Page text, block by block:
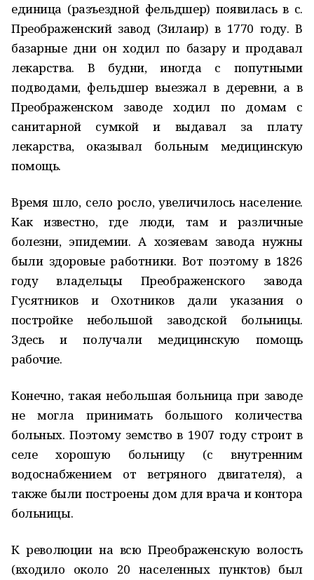
единица (разъездной фельдшер) появилась в с.
Преображенский завод (Зилаир) в 1770 году. В
базарные дни он ходил по базару и продавал
лекарства. В будни, иногда с попутными
подводами, фельдшер выезжал в деревни, а в
Преображенском заводе ходил по домам с
санитарной сумкой и выдавал за плату
лекарства, оказывал больным медицинскую
помощь.
Время шло, село росло, увеличилось население.
Как известно, где люди, там и различные
болезни, эпидемии. А хозяевам завода нужны
были здоровые работники. Вот поэтому в 1826
году владельцы Преображенского завода
Гусятников и Охотников дали указания о
постройке небольшой заводской больницы.
Здесь и получали медицинскую помощь
рабочие.
Конечно, такая небольшая больница при заводе
не могла принимать большого количества
больных. Поэтому земство в 1907 году строит в
селе хорошую больницу (с внутренним
водоснабжением от ветряного двигателя), а
также были построены дом для врача и контора
больницы.
К революции на всю Преображенскую волость
(входило около 20 населенных пунктов) был